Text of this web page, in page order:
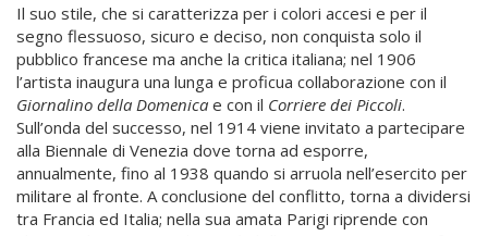
Il suo stile, che si caratterizza per i colori accesi e per il
segno flessuoso, sicuro e deciso, non conquista solo il
pubblico francese ma anche la critica italiana; nel 1906
l’artista inaugura una lunga e proficua collaborazione con il
Giornalino della Domenica e con il Corriere dei Piccoli.
Sull’onda del successo, nel 1914 viene invitato a partecipare
alla Biennale di Venezia dove torna ad esporre,
annualmente, fino al 1938 quando si arruola nell’esercito per
militare al fronte. A conclusione del conflitto, torna a dividersi
tra Francia ed Italia; nella sua amata Parigi riprende con